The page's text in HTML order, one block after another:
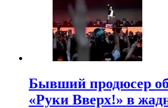
Бывший продюсер
«Руки Вверх!» в